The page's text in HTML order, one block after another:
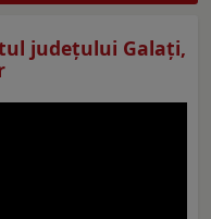
judeţului Galaţi,